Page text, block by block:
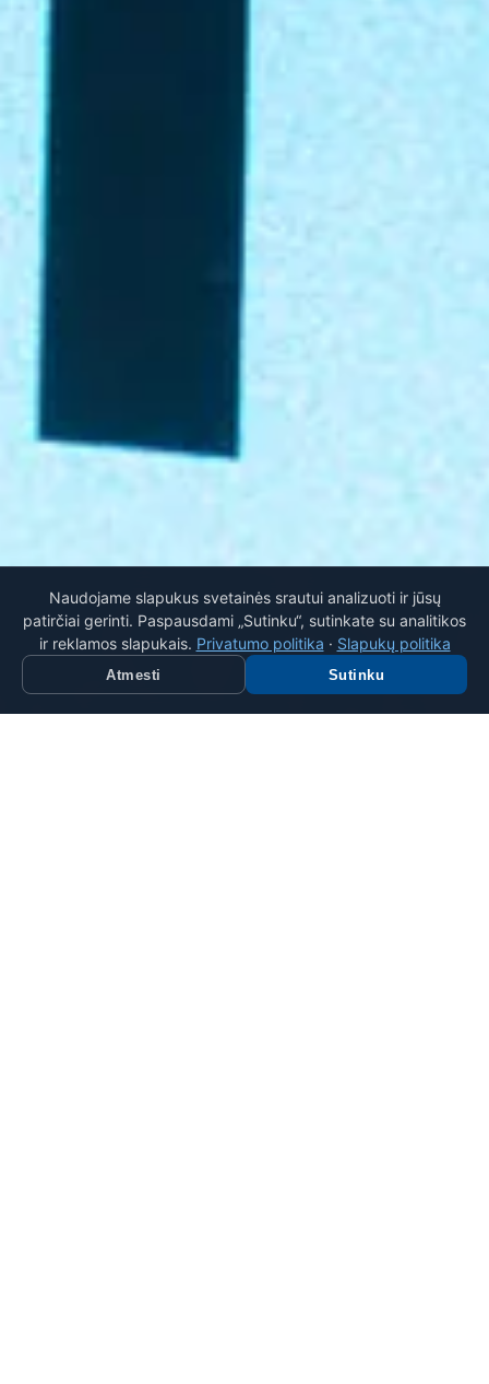
Naudojame slapukus svetainės srautui analizuoti ir jūsų
patirčiai gerinti. Paspausdami „Sutinku“, sutinkate su analitikos
ir reklamos slapukais. Privatumo politika · Slapukų politika
Atmesti Sutinku